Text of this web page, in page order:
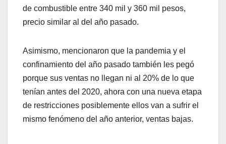
de combustible entre 340 mil y 360 mil pesos,
precio similar al del año pasado.
Asimismo, mencionaron que la pandemia y el
confinamiento del año pasado también les pegó
porque sus ventas no llegan ni al 20% de lo que
tenían antes del 2020, ahora con una nueva etapa
de restricciones posiblemente ellos van a sufrir el
mismo fenómeno del año anterior, ventas bajas.